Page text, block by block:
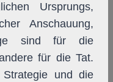
Ursprungs,
Anschauung,
sind für die
für die Tat.
und die